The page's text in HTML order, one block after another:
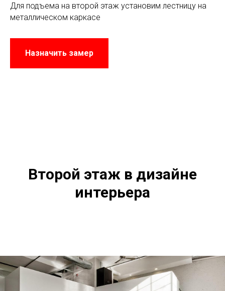
Для подъема на второй этаж установим лестницу на
металлическом каркасе
Назначить замер
Второй этаж в дизайне
интерьера